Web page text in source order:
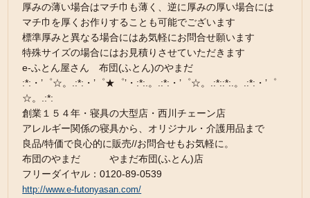
厚みの薄い場合はマチ巾も薄く、逆に厚みの厚い場合には
マチ巾を厚くお作りすることも可能でございます
標準厚みと異なる場合にはあ気軽にお問合せ願います
特殊サイズの場合にはお見積りさせていただきます
e-ふとん屋さん 布団(ふとん)のやまだ
:*:・’゜☆。.:*:・’゜★゜’・:*:.。.:*:・’゜☆。.:*::*:.。.:*:・’゜
☆。.:*:
創業１５４年・寝具の大型店・西川チェーン店
アレルギー関係の寝具から、オリジナル・介護用品まで
良品/特価で良心的に販売//お問合せもお気軽に。
布団のやまだ やまだ布団(ふとん)店
フリーダイヤル：0120-89-0539
http://www.e-futonyasan.com/